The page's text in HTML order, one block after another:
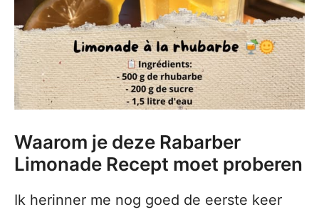
Waarom je deze Rabarber
Limonade Recept moet proberen
Ik herinner me nog goed de eerste keer